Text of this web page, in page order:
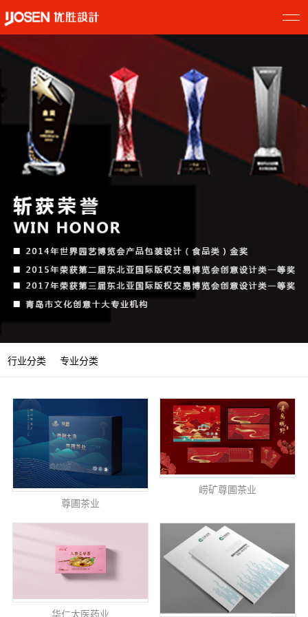
行业分类 专业分类
尊圃茶业
崂矿尊圃茶业
华仁太医药业